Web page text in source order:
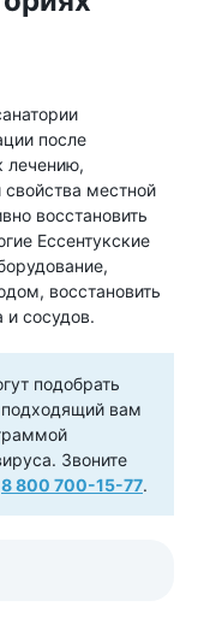
после
лечению,
местной
восстановить
Ессентукские
восстановить
и сосудов.
подобрать
подходящий вам
Звоните
8 800 700-15-77.